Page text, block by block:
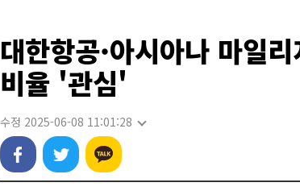
대한항공·아시아나 마일
비율 '관심'
수정 2025-06-08 11:01:28